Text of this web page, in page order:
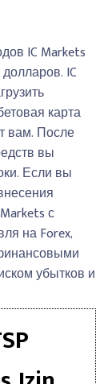
IC Markets
IC
карта
вам. После
вы
Если вы
с
на Forex,
убытков и